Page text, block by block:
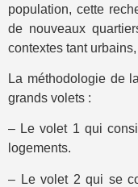
population, cette
de nouveaux
contextes tant
La méthodologie de
grands volets :
– Le volet 1 qui
logements.
– Le volet 2 qui se